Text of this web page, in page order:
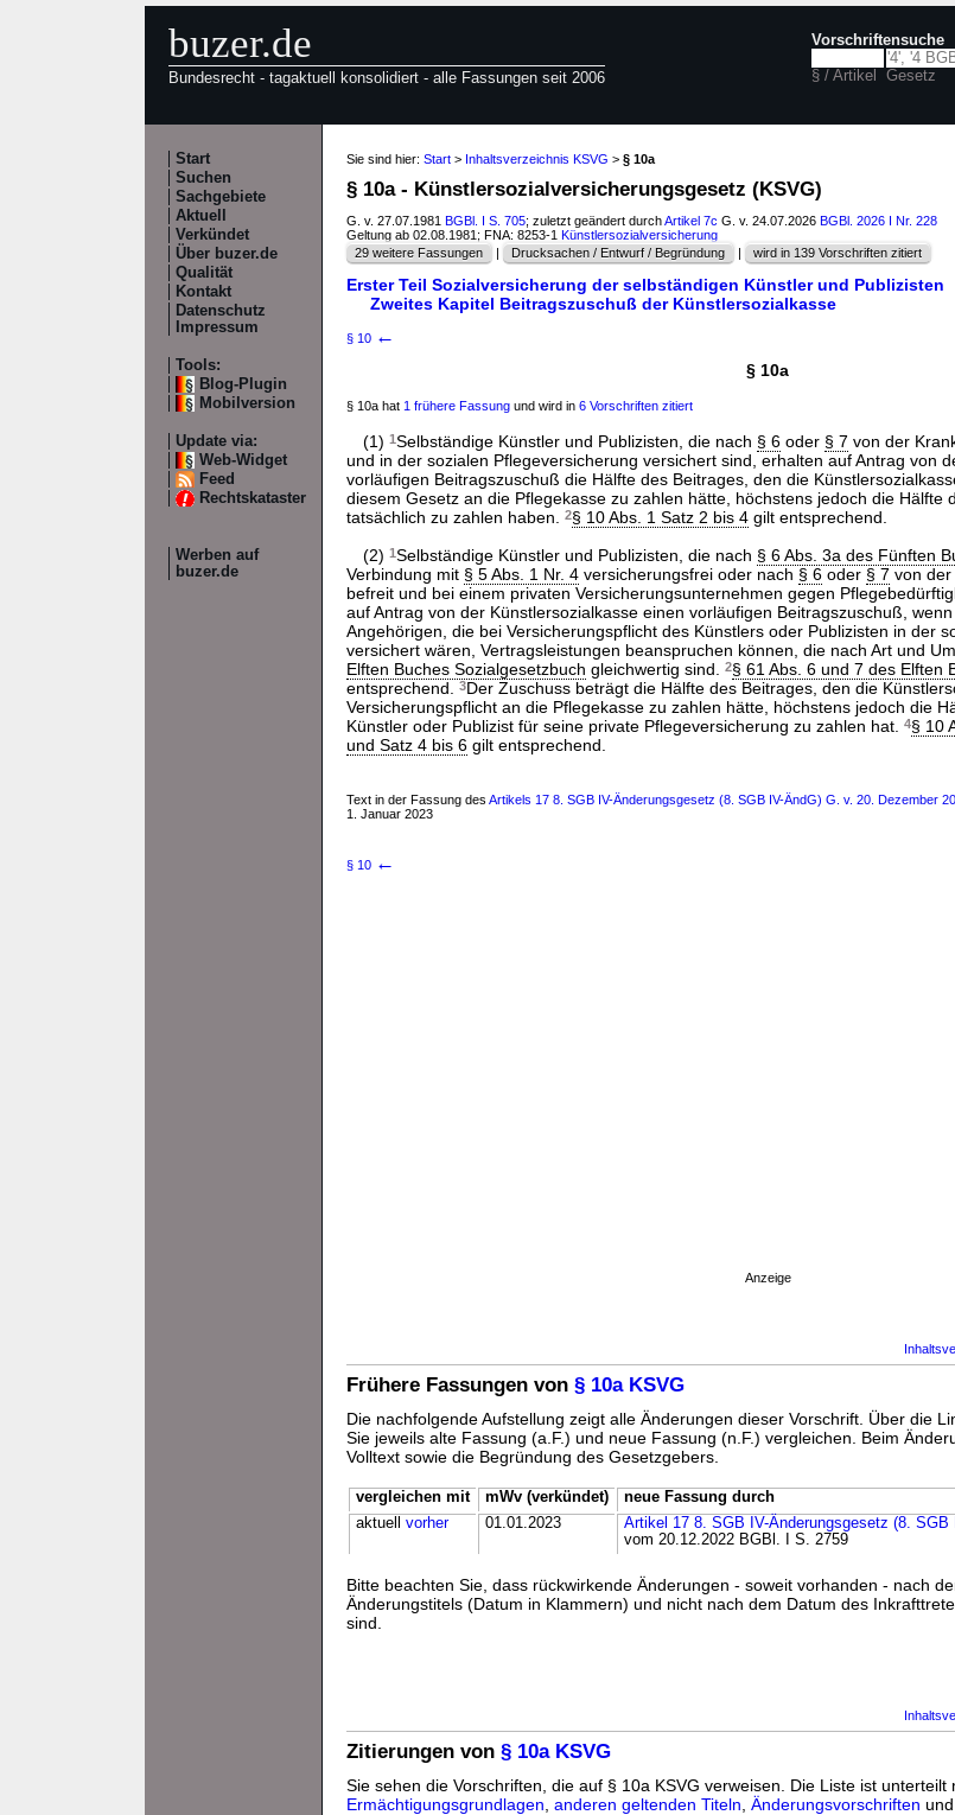
buzer.de
Bundesrecht - tagaktuell konsolidiert - alle Fassungen seit 2006
Vorschriftensuche
§ / Artikel Gesetz
Start
Suchen
Sachgebiete
Aktuell
Verkündet
Über buzer.de
Qualität
Kontakt
Datenschutz
Impressum
Tools:
Blog-Plugin
Mobilversion
Update via:
Web-Widget
Feed
Rechtskataster
Werben auf
buzer.de
Sie sind hier: Start > Inhaltsverzeichnis KSVG > § 10a
§ 10a - Künstlersozialversicherungsgesetz (KSVG)
G. v. 27.07.1981 BGBl. I S. 705; zuletzt geändert durchArtikel 7c G. v. 24.07.2026 BGBl. 2026 I Nr. 228
Geltung ab 02.08.1981; FNA: 8253-1 Künstlersozialversicherung
29 weitere Fassungen
| Drucksachen / Entwurf / Begründung | wird in 139 Vorschriften zitiert
Erster Teil Sozialversicherung der selbständigen Künstler und Publizisten
Zweites Kapitel Beitragszuschuß der Künstlersozialkasse
§ 10 ←
§ 10a
§ 10a hat 1 frühere Fassung und wird in 6 Vorschriften zitiert
(1) 1Selbständige Künstler und Publizisten, die nach § 6 oder § 7 von der
und in der sozialen Pflegeversicherung versichert sind, erhalten auf Antrag von
vorläufigen Beitragszuschuß die Hälfte des Beitrages, den die
diesem Gesetz an die Pflegekasse zu zahlen hätte, höchstens jedoch die Hälfte
tatsächlich zu zahlen haben.
2§ 10 Abs. 1 Satz 2 bis 4 gilt entsprechend.
(2) 1Selbständige Künstler und Publizisten, die nach § 6 Abs. 3a des Fünften
Verbindung mit § 5 Abs. 1 Nr. 4 versicherungsfrei oder nach § 6 oder § 7 von
befreit und bei einem privaten Versicherungsunternehmen gegen
auf Antrag von der Künstlersozialkasse einen vorläufigen Beitragszuschuß,
Angehörigen, die bei Versicherungspflicht des Künstlers oder Publizisten in der
versichert wären, Vertragsleistungen beanspruchen können, die nach Art und
Elften Buches Sozialgesetzbuch gleichwertig sind. 2§ 61 Abs. 6 und 7 des Elften
entsprechend.
3Der Zuschuss beträgt die Hälfte des Beitrages, den die
Versicherungspflicht an die Pflegekasse zu zahlen hätte, höchstens jedoch die
Künstler oder Publizist für seine private Pflegeversicherung zu zahlen hat.
4§ 10
und Satz 4 bis 6 gilt entsprechend.
Text in der Fassung des Artikels 17 8. SGB IV-Änderungsgesetz (8. SGB IV-ÄndG) G. v. 20. Dezember
1. Januar 2023
§ 10 ←
Anzeige
Frühere Fassungen von § 10a KSVG
Die nachfolgende Aufstellung zeigt alle Änderungen dieser Vorschrift. Über die
Sie jeweils alte Fassung (a.F.) und neue Fassung (n.F.) vergleichen. Beim
Volltext sowie die Begründung des Gesetzgebers.
vergleichen mit mWv (verkündet)
neue Fassung durch
aktuell vorher 01.01.2023
Artikel 17 8. SGB IV-Änderungsgesetz (8. SGB
vom 20.12.2022 BGBl. I S. 2759
Bitte beachten Sie, dass rückwirkende Änderungen - soweit vorhanden - nach
Änderungstitels (Datum in Klammern) und nicht nach dem Datum des
sind.
Zitierungen von § 10a KSVG
Sie sehen die Vorschriften, die auf § 10a KSVG verweisen. Die Liste ist unterteilt
Ermächtigungsgrundlagen anderen geltenden Titeln Änderungsvorschriften